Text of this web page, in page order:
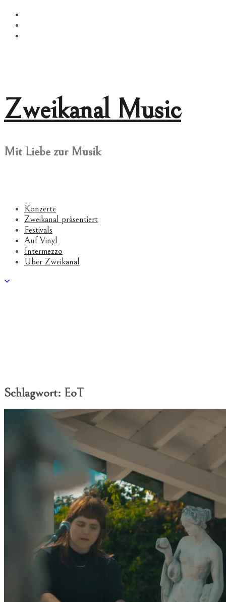
Springe
zum
Inhalt
Zweikanal Music
Mit Liebe zur Musik
Konzerte
Zweikanal präsentiert
Festivals
Auf Vinyl
Intermezzo
Über Zweikanal
Schlagwort: EoT